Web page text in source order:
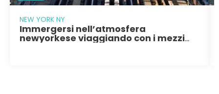
NEW YORK NY
Immergersi nell’atmosfera
newyorkese viaggiando con i mezzi